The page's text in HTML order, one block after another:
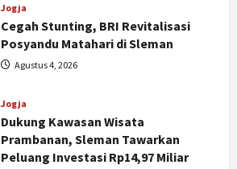
Jogja
Cegah Stunting, BRI Revitalisasi
Posyandu Matahari di Sleman
Agustus 4, 2026
Jogja
Dukung Kawasan Wisata
Prambanan, Sleman Tawarkan
Peluang Investasi Rp14,97 Miliar